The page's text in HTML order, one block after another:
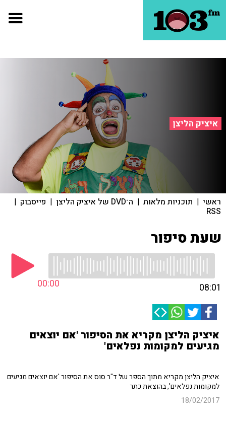
איציק הליצן
ראשי | תוכניות מלאות | ה־DVD של איציק הליצן | פייסבוק |
RSS
שעת סיפור
00:00 08:01
איציק הליצן מקריא את הסיפור 'אם יוצאים
מגיעים למקומות נפלאים'
איציק הליצן מקריא מתוך הספר של ד"ר סוס את הסיפור 'אם יוצאים מגיעים
למקומות נפלאים', בהוצאת כתר
18/02/2017